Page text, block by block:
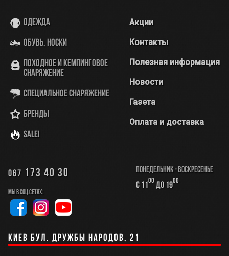
Одежда
Обувь, носки
Походное и кемпинговое
снаряжение
Специальное снаряжение
Бренды
SALE!
Акции
Контакты
Полезная информация
Новости
Газета
Оплата и доставка
067 173 40 30
Мы в соц.сетях:
Понедельник - Воскресенье
с 1100 до 1900
Киев бул. Дружбы Народов, 21